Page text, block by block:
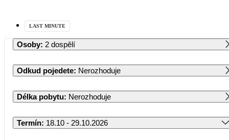
LAST MINUTE
Osoby: 2 dospělí
Odkud pojedete: Nerozhoduje
Délka pobytu: Nerozhoduje
Termín: 18.10 - 29.10.2026